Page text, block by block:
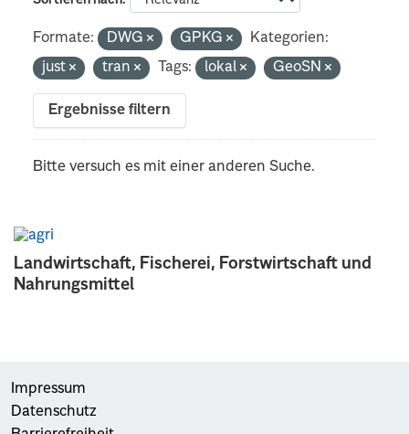
Landwirtschaft, Fischerei, Forstwirtschaft und
Nahrungsmittel
Formate: DWG GPKG
Kategorien:
just
tran Tags: lokal GeoSN
Ergebnisse filtern
Bitte versuch es mit einer anderen Suche.
Impressum
Datenschutz